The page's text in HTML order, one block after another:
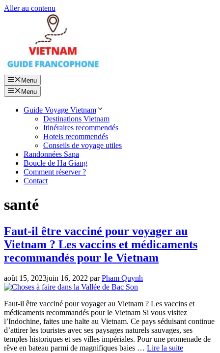
Aller au contenu
Menu
Menu
Guide Voyage Vietnam
Destinations Vietnam
Itinéraires recommendés
Hotels recommendés
Conseils de voyage utiles
Randonnées Sapa
Boucle de Ha Giang
Comment réserver ?
Contact
santé
Faut-il être vacciné pour voyager au
Vietnam ? Les vaccins et médicaments
recommandés pour le Vietnam
août 15, 2023juin 16, 2022 parPham Quynh
Faut-il être vacciné pour voyager au Vietnam ? Les vaccins et
médicaments recommandés pour le Vietnam Si vous visitez
l’Indochine, faites une halte au Vietnam. Ce pays séduisant continue
d’attirer les touristes avec ses paysages naturels sauvages, ses
temples historiques et ses villes impériales. Pour une promenade de
rêve en bateau parmi de magnifiques baies … Lire la suite